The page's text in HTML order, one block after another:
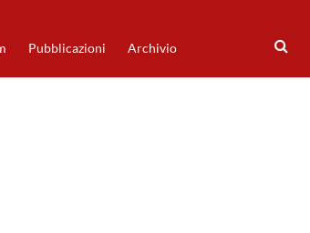
Pubblicazioni Archivio